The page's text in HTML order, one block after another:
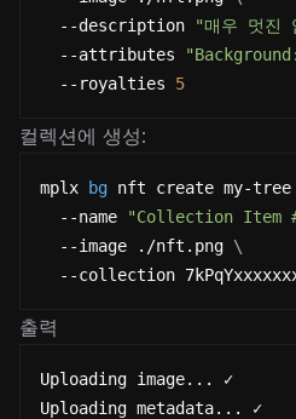
  --description
"매우 멋진
  --attributes
  --royalties
5
컬렉션에 생성:
mplx bg nft create my-tree
  --name
"Collection Item
  --image ./nft.png
\
--collection
출력
Uploading image... ✓
Uploading metadata... ✓